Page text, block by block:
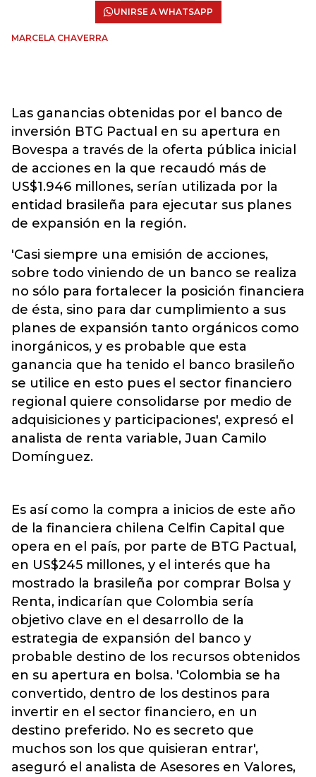
UNIRSE A WHATSAPP
MARCELA CHAVERRA
Las ganancias obtenidas por el banco de
inversión BTG Pactual en su apertura en
Bovespa a través de la oferta pública inicial
de acciones en la que recaudó más de
US$1.946 millones, serían utilizada por la
entidad brasileña para ejecutar sus planes
de expansión en la región.
'Casi siempre una emisión de acciones,
sobre todo viniendo de un banco se realiza
no sólo para fortalecer la posición financiera
de ésta, sino para dar cumplimiento a sus
planes de expansión tanto orgánicos como
inorgánicos, y es probable que esta
ganancia que ha tenido el banco brasileño
se utilice en esto pues el sector financiero
regional quiere consolidarse por medio de
adquisiciones y participaciones', expresó el
analista de renta variable, Juan Camilo
Domínguez.
Es así como la compra a inicios de este año
de la financiera chilena Celfin Capital que
opera en el país, por parte de BTG Pactual,
en US$245 millones, y el interés que ha
mostrado la brasileña por comprar Bolsa y
Renta, indicarían que Colombia sería
objetivo clave en el desarrollo de la
estrategia de expansión del banco y
probable destino de los recursos obtenidos
en su apertura en bolsa. 'Colombia se ha
convertido, dentro de los destinos para
invertir en el sector financiero, en un
destino preferido. No es secreto que
muchos son los que quisieran entrar',
aseguró el analista de Asesores en Valores,